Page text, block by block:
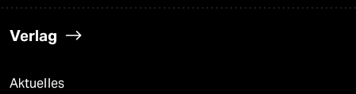
Verlag
Aktuelles